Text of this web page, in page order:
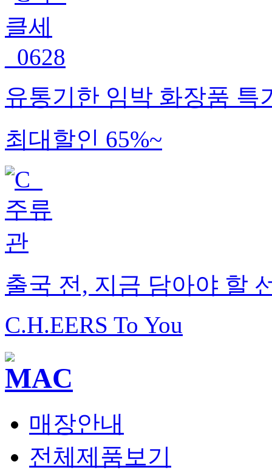
유통기한 임박 화장품 특
최대할인 65%~
출국 전, 지금 담아야 할
C.H.EERS To You
매장안내
전체제품보기